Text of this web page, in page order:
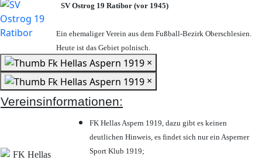
SV Ostrog 19 Ratibor (vor 1945)
Ein ehemaliger Verein aus dem Fußball-Bezirk Oberschlesien.
Heute ist das Gebiet polnisch.
×
×
Vereinsinformationen:
FK Hellas Aspern 1919, dazu gibt es keinen
deutlichen Hinweis, es findet sich nur ein Asperner
Sport Klub 1919;